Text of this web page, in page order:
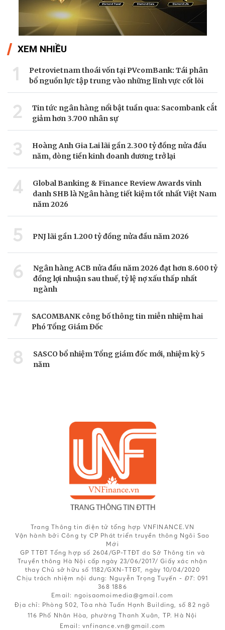
XEM NHIỀU
1
Petrovietnam thoái vốn tại PVcomBank: Tái phân
bổ nguồn lực tập trung vào những lĩnh vực cốt lõi
2
Tin tức ngân hàng nổi bật tuần qua: Sacombank cắt
giảm hơn 3.700 nhân sự
3
Hoàng Anh Gia Lai lãi gần 2.300 tỷ đồng nửa đầu
năm, dòng tiền kinh doanh dương trở lại
4
Global Banking & Finance Review Awards vinh
danh SHB là Ngân hàng tiết kiệm tốt nhất Việt Nam
năm 2026
5 PNJ lãi gần 1.200 tỷ đồng nửa đầu năm 2026
6
Ngân hàng ACB nửa đầu năm 2026 đạt hơn 8.600 tỷ
đồng lợi nhuận sau thuế, tỷ lệ nợ xấu thấp nhất
ngành
7
SACOMBANK công bố thông tin miễn nhiệm hai
Phó Tổng Giám Đốc
8
SASCO bổ nhiệm Tổng giám đốc mới, nhiệm kỳ 5
năm
Trang Thông tin điện tử tổng hợp VNFINANCE.VN
Vận hành bởi Công ty CP Phát triển truyền thông Ngôi Sao
Mới
GP TTĐT Tổng hợp số 2604/GP-TTĐT do Sở Thông tin và
Truyền thông Hà Nội cấp ngày 23/06/2017/ Giấy xác nhận
thay Chủ sở hữu số 1182/GXN-TTĐT, ngày 10/04/2020
Chịu trách nhiệm nội dung: Nguyễn Trọng Tuyến - ĐT: 091
368 1886
Email: ngoisaomoimedia@gmail.com
Địa chỉ: Phòng 502, Tòa nhà Tuấn Hạnh Building, số 82 ngõ
116 Phố Nhân Hòa, phường Thanh Xuân, TP. Hà Nội
Email: vnfinance.vn@gmail.com